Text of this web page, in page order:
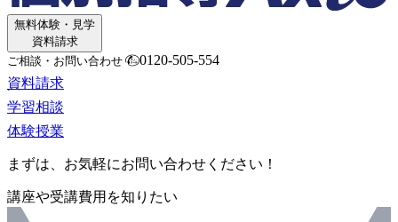
無料体験・見学
資料請求
ご相談・お問い合わせ
0120-505-554
資料請求
学習相談
体験授業
まずは、お気軽にお問い合わせください！
講座や受講費用を知りたい